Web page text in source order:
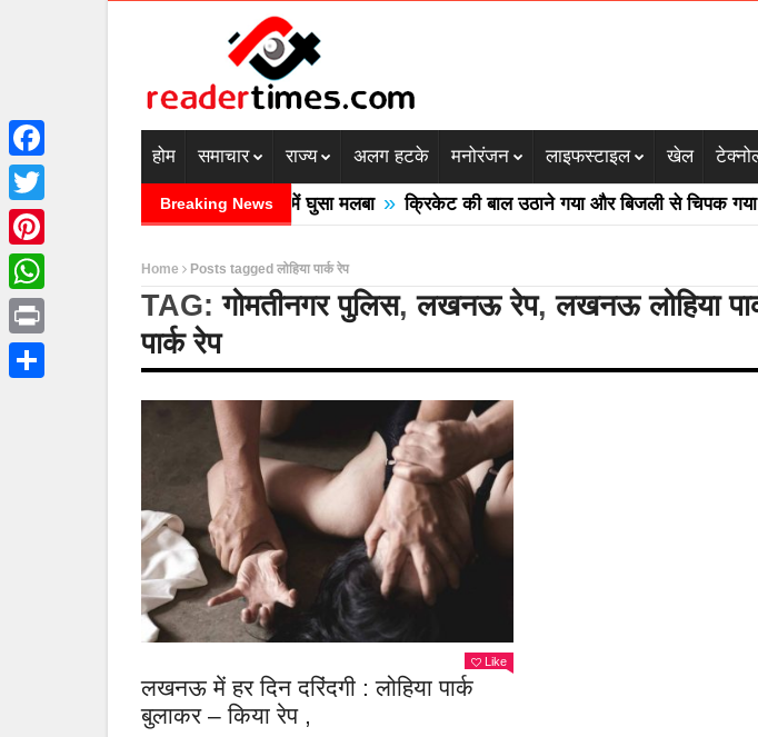
होम समाचार राज्य अलग हटके मनोरंजन लाइफस्टाइल खेल
Breaking News
में बादल फटने से तीन की मौत घरों में घुसा मलबा » क्रिकेट की बाल उठाने गया और बिजली से चिपक गया »
Home Posts tagged लोहिया पार्क रेप
TAG:गोमतीनगर पुलिस,लखनऊ रेप,लखनऊ लोहिया
पार्क रेप
Like
लखनऊ में हर दिन दरिंदगी : लोहिया पार्क
बुलाकर – किया रेप ,
Facebook
Twitter
Pinterest
WhatsApp
Print